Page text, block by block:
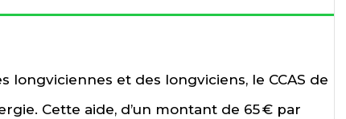
longviciennes et des longviciens, le CCAS de
Cette aide, d’un montant de 65 € par